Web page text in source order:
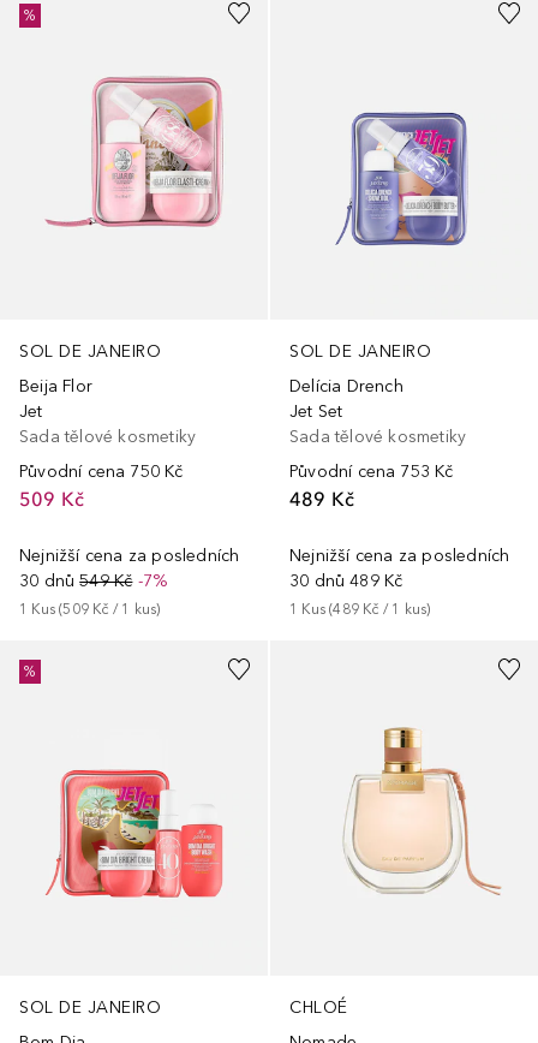
SOL DE JANEIRO
Beija Flor
Jet
Sada tělové kosmetiky
Původní cena 750 Kč
509 Kč
Nejnižší cena za posledních
30 dnů 549 Kč-7%
1 Kus (509 Kč / 1 kus)
%
SOL DE JANEIRO
Delícia Drench
Jet Set
Sada tělové kosmetiky
Původní cena 753 Kč
489 Kč
Nejnižší cena za posledních
30 dnů 489 Kč
1 Kus (489 Kč / 1 kus)
SOL DE JANEIRO
%
CHLOÉ